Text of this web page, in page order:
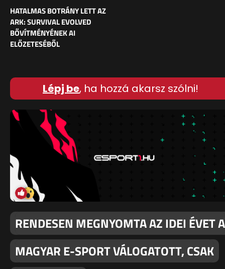
HATALMAS BOTRÁNY LETT AZ
ARK: SURVIVAL EVOLVED
BŐVÍTMÉNYÉNEK AI
ELŐZETESÉBŐL
Lépj be, ha hozzá akarsz szólni!
RENDESEN MEGNYOMTA AZ IDEI ÉVET A
MAGYAR E-SPORT VÁLOGATOTT, CSAK